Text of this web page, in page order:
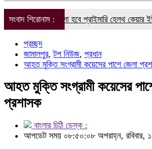
সংবাদ শিরোনাম :
গড়ে তোলা হবে প্রাইমারি হেলথ কেয়ার ইউনিট :
প্রচ্ছদ
জামালপুর,টপ নিউজ, প্রধান
আহত মুক্তি সংগ্রামী কয়েসের পাশে জেলা
আহত মুক্তি সংগ্রামী কয়েসের
প্রশাসক
বাংলার চিঠি ডেস্ক :
আপডেট সময় ০৮:৫০:০৮ অপরাহ্ন, রবিবার,